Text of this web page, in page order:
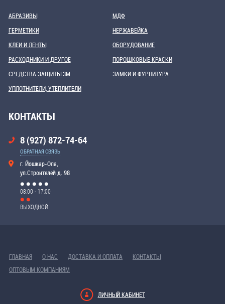
АБРАЗИВЫ
ГЕРМЕТИКИ
КЛЕИ И ЛЕНТЫ
МДФ
НЕРЖАВЕЙКА
ОБОРУДОВАНИЕ
РАСХОДНИКИ И ДРУГОЕ
СРЕДСТВА ЗАЩИТЫ 3М
УПЛОТНИТЕЛИ, УТЕПЛИТЕЛИ
ПОРОШКОВЫЕ КРАСКИ
ЗАМКИ И ФУРНИТУРА
КОНТАКТЫ
8 (927) 872-74-64
ОБРАТНАЯ СВЯЗЬ
г. Йошкар-Ола,
ул.Строителей д. 98
08:00 - 17:00
ВЫХОДНОЙ
ГЛАВНАЯ О НАС ДОСТАВКА И ОПЛАТА
КОНТАКТЫ
ОПТОВЫМ КОМПАНИЯМ
ЛИЧНЫЙ КАБИНЕТ